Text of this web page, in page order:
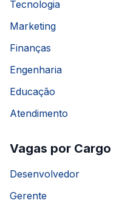
Tecnologia
Marketing
Finanças
Engenharia
Educação
Atendimento
Vagas por Cargo
Desenvolvedor
Gerente